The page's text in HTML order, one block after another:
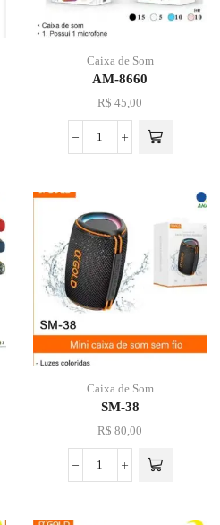
Caixa de Som
AM-8660
R$ 45,00
Caixa de Som
SM-38
R$ 80,00